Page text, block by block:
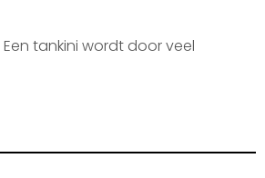
tankini wordt door veel